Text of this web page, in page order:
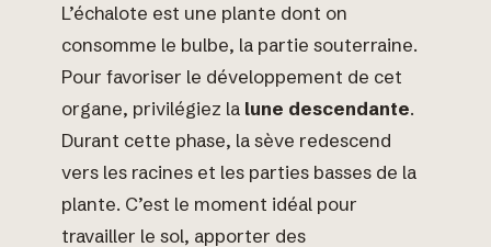
L’échalote est une plante dont on
consomme le bulbe, la partie souterraine.
Pour favoriser le développement de cet
organe, privilégiez la lune descendante.
Durant cette phase, la sève redescend
vers les racines et les parties basses de la
plante. C’est le moment idéal pour
travailler le sol, apporter des